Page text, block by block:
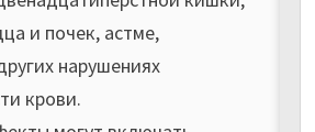
и почек, астме,
нарушениях
крови.